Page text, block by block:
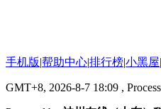
手机版|帮助中心|排行榜|小黑屋|
GMT+8, 2026-8-7 18:09 ,